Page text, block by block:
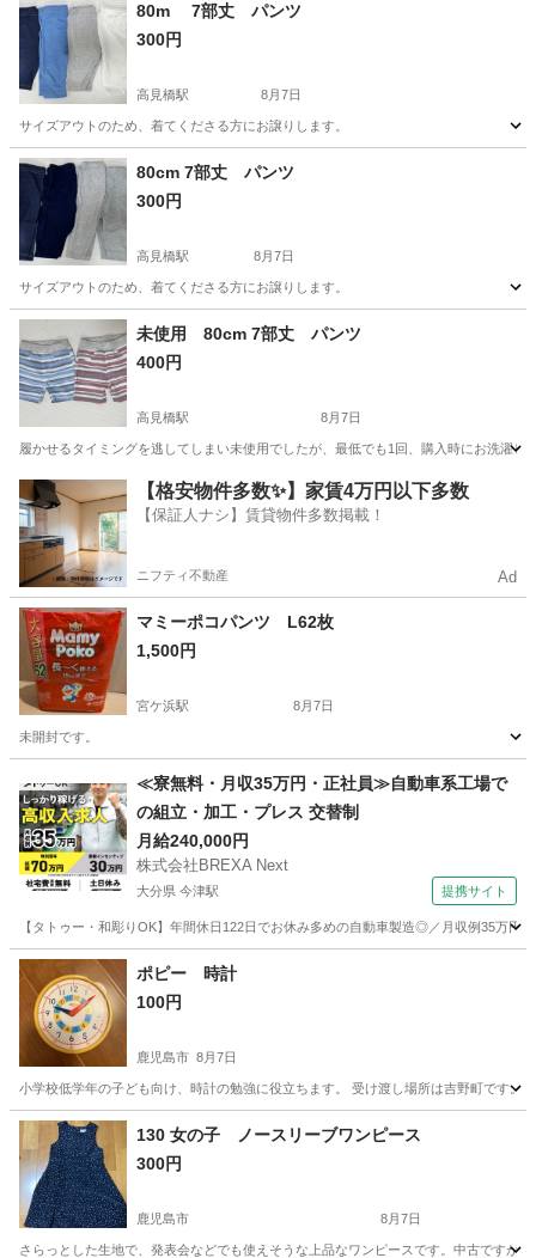
80m 7部丈 パンツ
300円
高見橋駅 8月7日
サイズアウトのため、着てくださる方にお譲りします。
鹿児島 鹿児島市 高見橋駅 ベビー用品
80cm 7部丈 パンツ
300円
高見橋駅 8月7日
サイズアウトのため、着てくださる方にお譲りします。
鹿児島 鹿児島市 高見橋駅 ベビー用品
未使用 80cm 7部丈 パンツ
400円
高見橋駅 8月7日
履かせるタイミングを逃してしまい未使用でしたが、最低でも1回、購入時にお洗濯
鹿児島 鹿児島市 高見橋駅 ベビー用品
【格安物件多数✨】家賃4万円以下多数
【保証人ナシ】賃貸物件多数掲載！
ニフティ不動産 Ad
マミーポコパンツ L62枚
1,500円
宮ケ浜駅 8月7日
未開封です。
宮ケ浜駅 ベビー用品 マミーポコ
≪寮無料・月収35万円・正社員≫自動車系工場で
の組立・加工・プレス 交替制
月給240,000円
株式会社BREXA Next
大分県 今津駅 提携サイト
【タトゥー・和彫りOK】年間休日122日でお休み多めの自動車製造◎／月収例35万
大分 中津市 今津駅 その他
ポピー 時計
100円
鹿児島市 8月7日
小学校低学年の子ども向け、時計の勉強に役立ちます。 受け渡し場所は吉野町です。
鹿児島 鹿児島市 キッズ用品 ポピー
130 女の子 ノースリーブワンピース
300円
鹿児島市 8月7日
さらっとした生地で、発表会などでも使えそうな上品なワンピースです。中古ですが